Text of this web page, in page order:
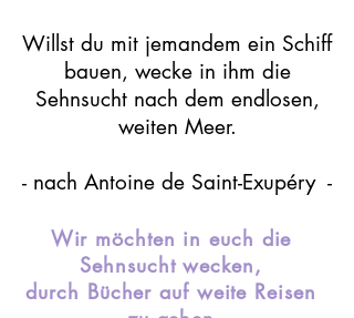
Willst du mit jemandem ein Schiff
bauen, wecke in ihm die
Sehnsucht nach dem endlosen,
weiten Meer.
- nach Antoine de Saint-Exupéry -
Wir möchten in euch die
Sehnsucht wecken,
durch Bücher auf weite Reisen